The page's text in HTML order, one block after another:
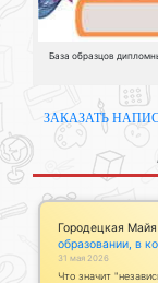
База образцов
ЗАКАЗАТЬ
Городецкая Майя
образовании, в
31 мая 2026
Что значит